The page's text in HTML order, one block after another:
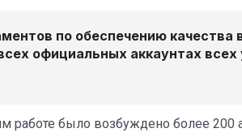
по обеспечению качества
официальных аккаунтах всех
работе было возбуждено более